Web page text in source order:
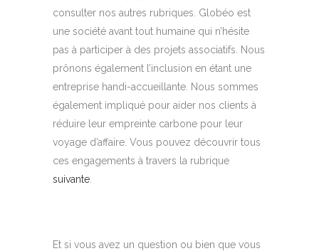
consulter nos autres rubriques. Globéo est
une société avant tout humaine qui n’hésite
pas à participer à des projets associatifs. Nous
prônons également l’inclusion en étant une
entreprise handi-accueillante. Nous sommes
également impliqué pour aider nos clients à
réduire leur empreinte carbone pour leur
voyage d’affaire. Vous pouvez découvrir tous
ces engagements à travers la rubrique
suivante
Et si vous avez un question ou bien que vous